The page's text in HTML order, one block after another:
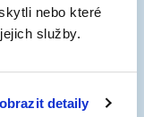
nebo které
služby.
detaily